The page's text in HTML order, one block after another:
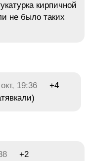
кирпичной
не было таких
19:36
+4
+2